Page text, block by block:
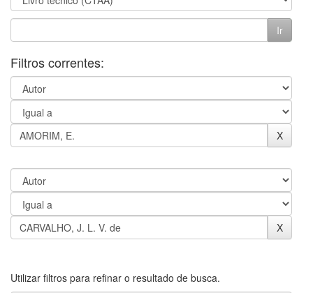
Filtros correntes:
Utilizar filtros para refinar o resultado de busca.